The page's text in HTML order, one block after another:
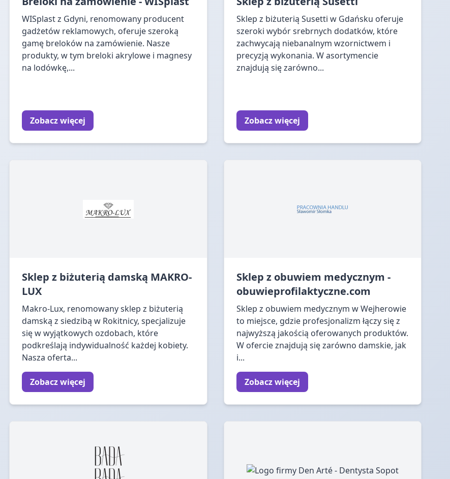
WISplast z Gdyni, renomowany producent
gadżetów reklamowych, oferuje szeroką
gamę breloków na zamówienie. Nasze
produkty, w tym breloki akrylowe i magnesy
na lodówkę,...
Zobacz więcej
Sklep z biżuterią Susetti w Gdańsku oferuje
szeroki wybór srebrnych dodatków, które
zachwycają niebanalnym wzornictwem i
precyzją wykonania. W asortymencie
znajdują się zarówno...
Zobacz więcej
Sklep z biżuterią damską MAKRO-
LUX
Makro-Lux, renomowany sklep z biżuterią
damską z siedzibą w Rokitnicy, specjalizuje
się w wyjątkowych ozdobach, które
podkreślają indywidualność każdej kobiety.
Nasza oferta...
Zobacz więcej
Sklep z obuwiem medycznym -
obuwieprofilaktyczne.com
Sklep z obuwiem medycznym w Wejherowie
to miejsce, gdzie profesjonalizm łączy się z
najwyższą jakością oferowanych produktów.
W ofercie znajdują się zarówno damskie, jak
i...
Zobacz więcej